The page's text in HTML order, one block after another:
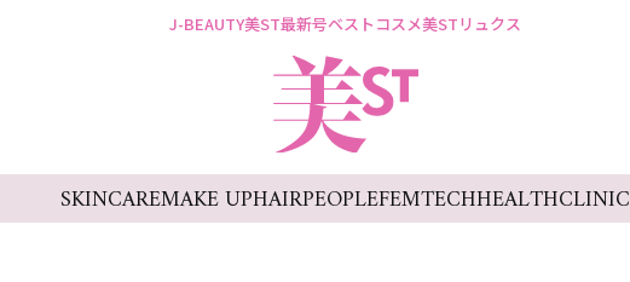
J-BEAUTY美ST最新号ベストコスメ美STリュクス
SKINCAREMAKE UPHAIRPEOPLEFEMTECHHEALTHCLINIC